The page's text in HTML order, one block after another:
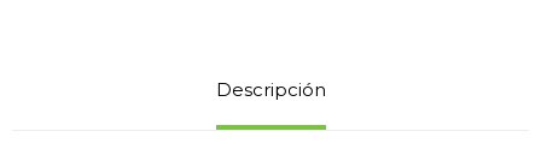
Descripción